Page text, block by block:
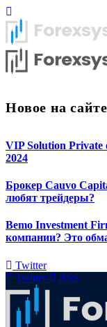
Новое на сайте
VIP Solution Private
2024
Брокер Cauvo
любят трейдеры?
Bemo Investment
компании? Это
Twitter
Twitter
RSS